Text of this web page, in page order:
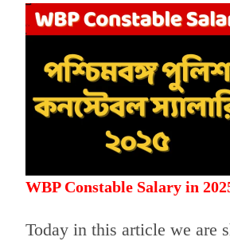
WBP Constable Salary in
Today in this article we are